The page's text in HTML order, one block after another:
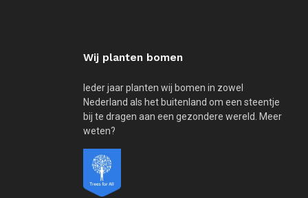
Wij planten bomen
Ieder jaar planten wij bomen in zowel
Nederland als het buitenland om een steentje
bij te dragen aan een gezondere wereld. Meer
weten?